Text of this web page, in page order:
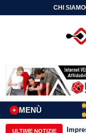
CHI SIAMO
MENÙ
+
ULTIME NOTIZIE